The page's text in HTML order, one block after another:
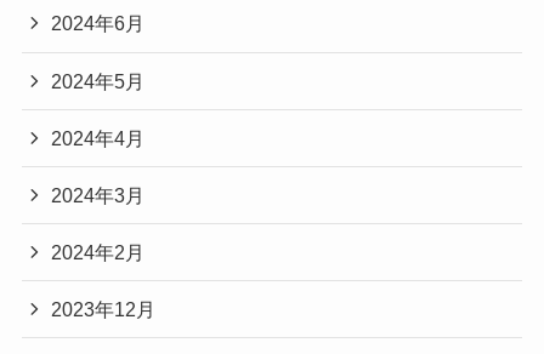
2024年6月
2024年5月
2024年4月
2024年3月
2024年2月
2023年12月